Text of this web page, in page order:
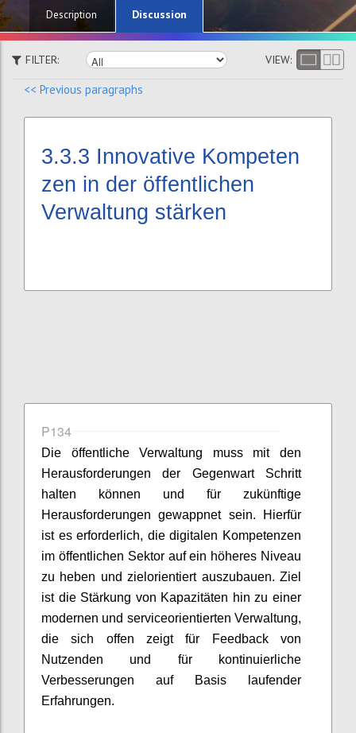
Description Discussion
FILTER: VIEW:
<< Previous paragraphs
3.3.3 Innovative Kompeten
zen in der öffentlichen
Verwaltung stärken
P134
Die öffentliche Verwaltung muss mit den
Herausforderungen der Gegenwart Schritt
halten können und für zukünftige
Herausforderungen gewappnet sein. Hierfür
ist es erforderlich, die digitalen Kompetenzen
im öffentlichen Sektor auf ein höheres Niveau
zu heben und zielorientiert auszubauen. Ziel
ist die Stärkung von Kapazitäten hin zu einer
modernen und serviceorientierten Verwaltung,
die sich offen zeigt für Feedback von
Nutzenden und für kontinuierliche
Verbesserungen auf Basis laufender
Erfahrungen.